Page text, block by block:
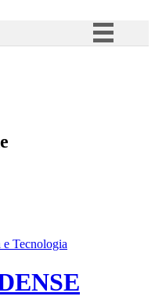
à informação
Tecnologia